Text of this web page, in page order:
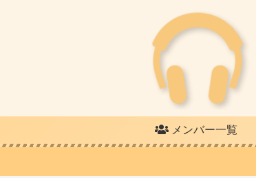
メンバー一覧